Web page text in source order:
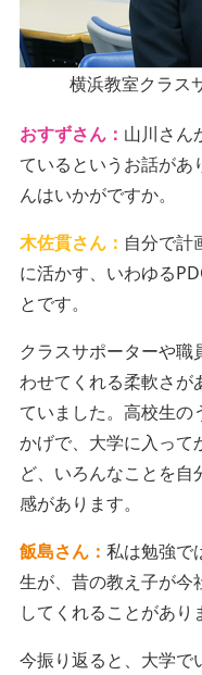
横浜教室クラス
おすずさん： 山川さん
ているというお話があ
んはいかがですか。
木佐貫さん： 自分で計
に活かす、いわゆる
とです。
クラスサポーターや
わせてくれる柔軟さが
ていました。高校生の
かげで、大学に入って
ど、いろんなことを
感があります。
飯島さん： 私は勉強で
生が、昔の教え子が今
してくれることがあり
今振り返ると、大学で